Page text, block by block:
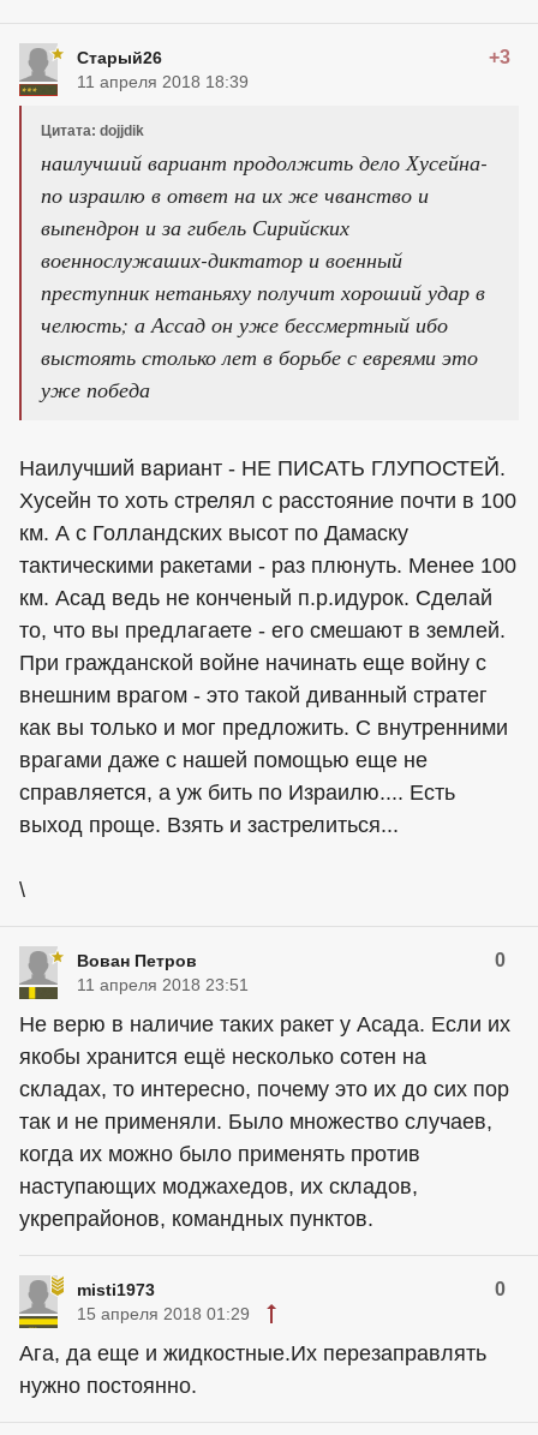
Старый26 +3
11 апреля 2018 18:39
Цитата: dojjdik
наилучший вариант продолжить дело Хусейна-
по израилю в ответ на их же чванство и
выпендрон и за гибель Сирийских
военнослужаших-диктатор и военный
преступник нетаньяху получит хороший удар в
челюсть; а Ассад он уже бессмертный ибо
выстоять столько лет в борьбе с евреями это
уже победа
Наилучший вариант - НЕ ПИСАТЬ ГЛУПОСТЕЙ.
Хусейн то хоть стрелял с расстояние почти в 100
км. А с Голландских высот по Дамаску
тактическими ракетами - раз плюнуть. Менее 100
км. Асад ведь не конченый п.р.идурок. Сделай
то, что вы предлагаете - его смешают в землей.
При гражданской войне начинать еще войну с
внешним врагом - это такой диванный стратег
как вы только и мог предложить. С внутренними
врагами даже с нашей помощью еще не
справляется, а уж бить по Израилю.... Есть
выход проще. Взять и застрелиться...
\
Вован Петров 0
11 апреля 2018 23:51
Не верю в наличие таких ракет у Асада. Если их
якобы хранится ещё несколько сотен на
складах, то интересно, почему это их до сих пор
так и не применяли. Было множество случаев,
когда их можно было применять против
наступающих моджахедов, их складов,
укрепрайонов, командных пунктов.
misti1973 0
15 апреля 2018 01:29
Ага, да еще и жидкостные.Их перезаправлять
нужно постоянно.